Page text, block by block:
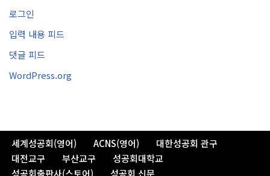
로그인
입력 내용 피드
댓글 피드
WordPress.org
세계성공회(영어) ACNS(영어)
대한성공회 관구
대전교구
부산교구
성공회대학교
성공회출판사(스토어)
성공회 신문